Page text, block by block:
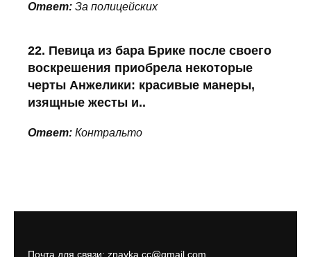
Ответ: За полицейских
22. Певица из бара Брике после своего
воскрешения приобрела некоторые
черты Анжелики: красивые манеры,
изящные жесты и..
Ответ: Контральто
Почта для связи: znayka.cc@gmail.com